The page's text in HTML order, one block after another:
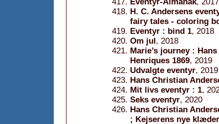
H. C. Andersens
fairy tales - coloring
Eventyr : bind 1, 2018
Om jul, 2018
Marie’s journey :
Henriques 1869, 2019
Udvalgte eventyr, 2019
Hans Christian
Mit livs eventyr : 1,
Seks eventyr, 2020
Hans Christian
; Kejserens nye